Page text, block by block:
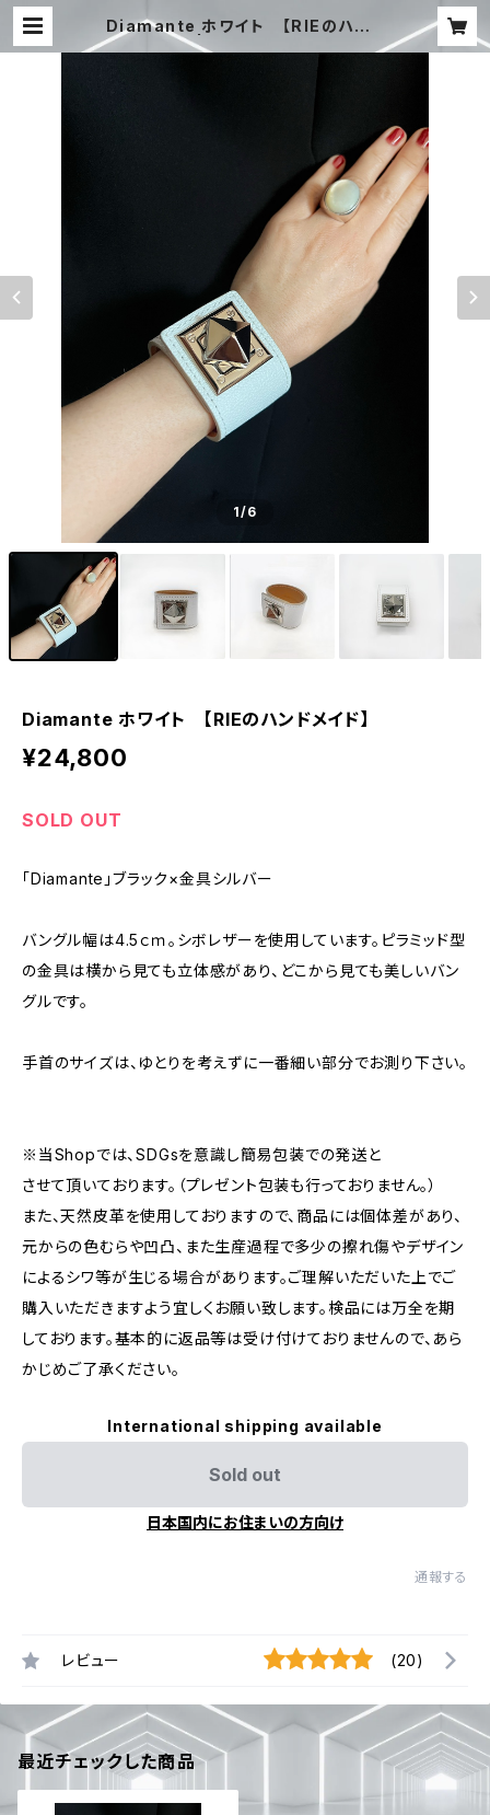
Diamante ホワイト 【RIEのハンド
メイド】 | STUDIO CHERIE
1/6
Diamante ホワイト 【RIEのハンドメイド】
¥24,800
SOLD OUT
「Diamante」ブラック×金具シルバー
バングル幅は4.5ｃｍ。シボレザーを使用しています。ピラミッド型
の金具は横から見ても立体感があり、どこから見ても美しいバン
グルです。
手首のサイズは、ゆとりを考えずに一番細い部分でお測り下さい。
※当Shopでは、SDGsを意識し簡易包装での発送と
させて頂いております。（プレゼント包装も行っておりません。）
また、天然皮革を使用しておりますので、商品には個体差があり、
元からの色むらや凹凸、また生産過程で多少の擦れ傷やデザイン
によるシワ等が生じる場合があります。ご理解いただいた上でご
購入いただきますよう宜しくお願い致します。検品には万全を期
しております。基本的に返品等は受け付けておりませんので、あら
かじめご了承ください。
International shipping available
Sold out
日本国内にお住まいの方向け
通報する
レビュー (20)
最近チェックした商品